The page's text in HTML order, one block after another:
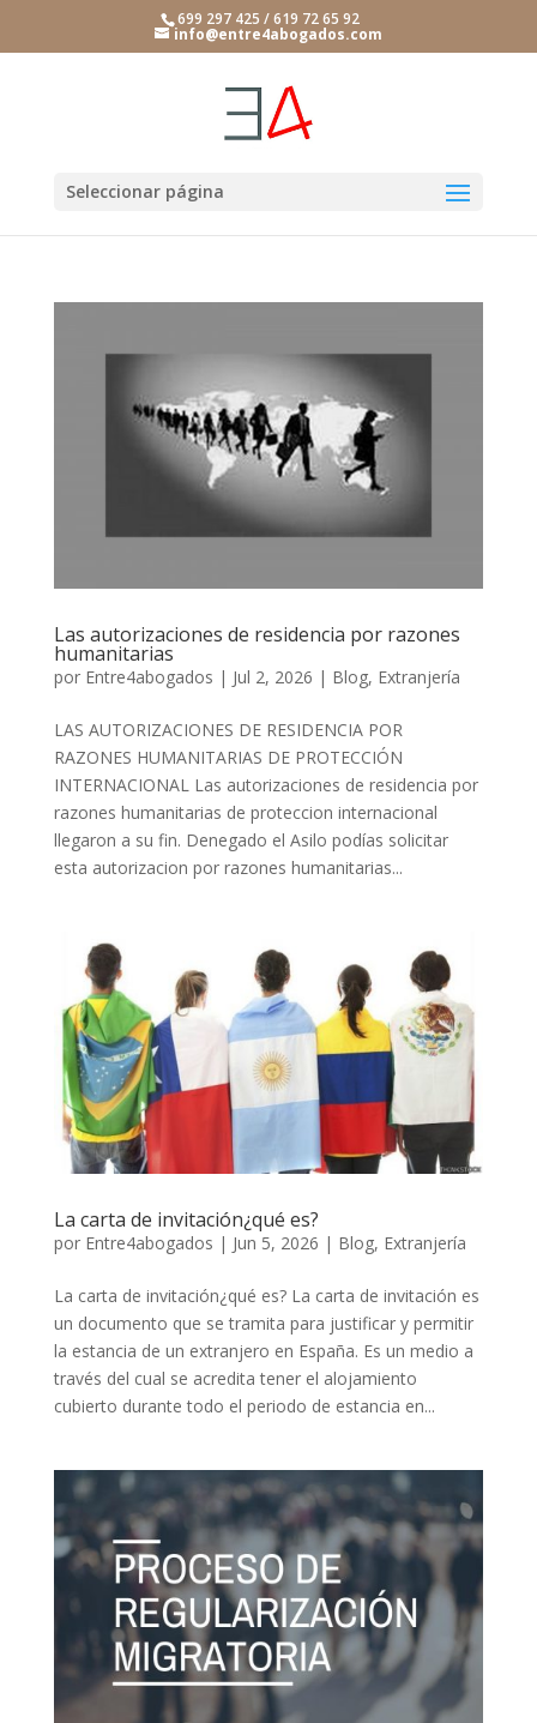
699 297 425 / 619 72 65 92
info@entre4abogados.com
Seleccionar página
Las autorizaciones de residencia por razones
humanitarias
por Entre4abogados | Jul 2, 2026 | Blog, Extranjería
LAS AUTORIZACIONES DE RESIDENCIA POR
RAZONES HUMANITARIAS DE PROTECCIÓN
INTERNACIONAL Las autorizaciones de residencia por
razones humanitarias de proteccion internacional
llegaron a su fin. Denegado el Asilo podías solicitar
esta autorizacion por razones humanitarias...
La carta de invitación¿qué es?
por Entre4abogados | Jun 5, 2026 | Blog, Extranjería
La carta de invitación¿qué es? La carta de invitación es
un documento que se tramita para justificar y permitir
la estancia de un extranjero en España. Es un medio a
través del cual se acredita tener el alojamiento
cubierto durante todo el periodo de estancia en...